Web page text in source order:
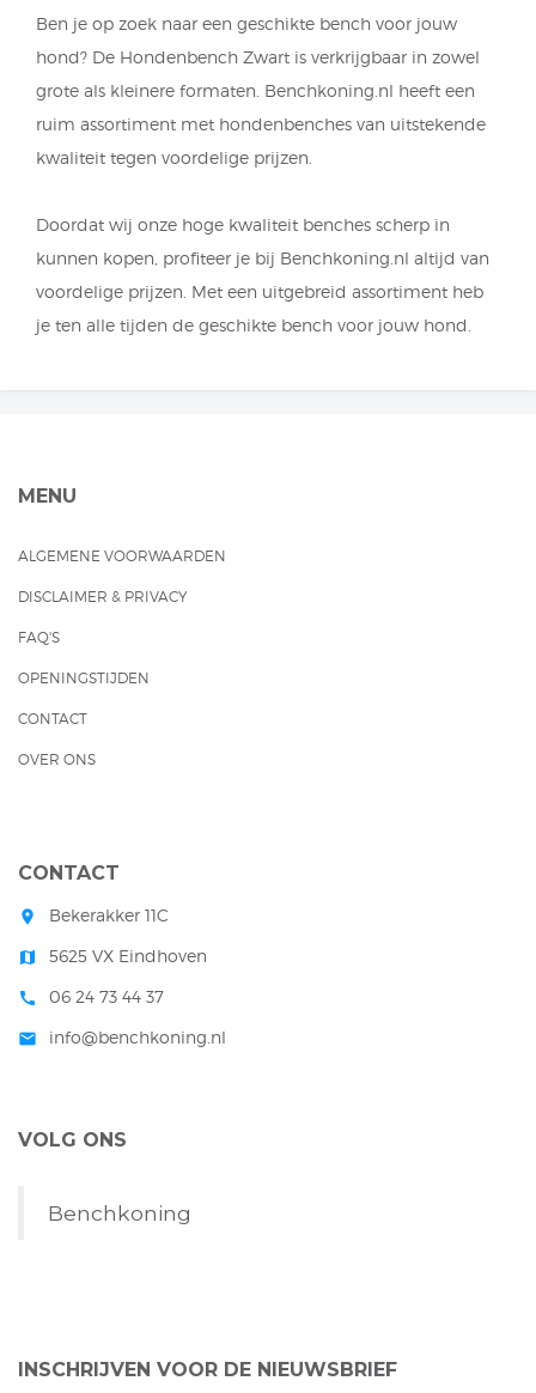
Ben je op zoek naar een geschikte bench voor jouw
hond? De Hondenbench Zwart is verkrijgbaar in zowel
grote als kleinere formaten. Benchkoning.nl heeft een
ruim assortiment met hondenbenches van uitstekende
kwaliteit tegen voordelige prijzen.
Doordat wij onze hoge kwaliteit benches scherp in
kunnen kopen, profiteer je bij Benchkoning.nl altijd van
voordelige prijzen. Met een uitgebreid assortiment heb
je ten alle tijden de geschikte bench voor jouw hond.
MENU
ALGEMENE VOORWAARDEN
DISCLAIMER & PRIVACY
FAQ'S
OPENINGSTIJDEN
CONTACT
OVER ONS
CONTACT
room Bekerakker 11C
map 5625 VX Eindhoven
call 06 24 73 44 37
mail info@benchkoning.nl
VOLG ONS
Benchkoning
INSCHRIJVEN VOOR DE NIEUWSBRIEF